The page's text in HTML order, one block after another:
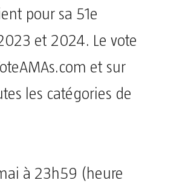
pour sa 51e
et 2024. Le vote
et sur
les catégories de
à 23h59 (heure